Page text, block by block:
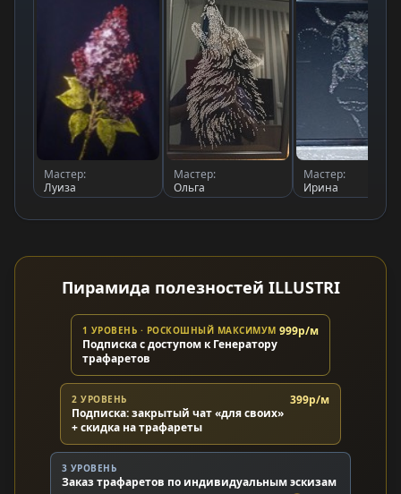
Мастер:
Луиза
Мастер:
Ольга
Мастер:
Ирина
Пирамида полезностей ILLUSTRI
1 УРОВЕНЬ · РОСКОШНЫЙ МАКСИМУМ
Подписка с доступом к Генератору
трафаретов
999р/м
2 УРОВЕНЬ
Подписка: закрытый чат «для своих»
+ скидка на трафареты
399р/м
3 УРОВЕНЬ
Заказ трафаретов по индивидуальным эскизам